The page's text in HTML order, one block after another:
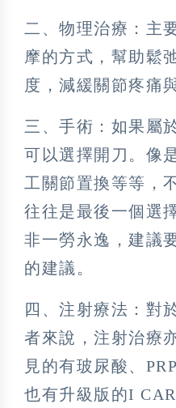
二、物理治療：主
摩的方式，幫助鬆
度，減緩關節疼痛
三、手術：如果屬
可以選擇開刀。像
工關節置換等等，
往往是最後一個選
非一勞永逸，建議
的建議。
四、注射療法：對
者來說，注射治療
見的有玻尿酸、
也有升級版的I